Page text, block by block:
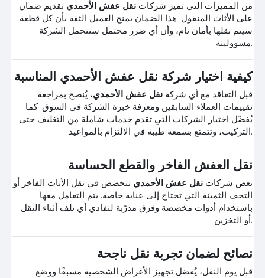
من المميزات التي تميز شركات نقل عفش الأحمدي تقديم ضمان
على الأثاث المنقول. هذا الضمان يمنح العميل الثقة بأن كل قطعة
سيتم نقلها بأمان تام، وأن أي ضرر محتمل ستتحمل الشركة
مسؤوليته.
كيفية اختيار شركة نقل عفش الأحمدي المناسبة
قبل التعاقد مع أي شركة نقل عفش الأحمدي، يُنصح بمراجعة
تقييمات العملاء السابقين ومعرفة خبرة الشركة في السوق. كما
يُفضّل اختيار الشركات التي تقدم خدمات شاملة من التغليف حتى
التركيب، وتتمتع بسمعة طيبة في الالتزام بالمواعيد.
نقل العفش الفاخر والقطع الحساسة
بعض شركات نقل عفش الأحمدي تتخصص في نقل الأثاث الفاخر أو
التحف الثمينة التي تحتاج إلى عناية خاصة. يتم التعامل معها
باستخدام أدوات مخصصة وفرق مدرّبة لتفادي أي تلف أثناء النقل
أو التخزين.
نصائح لضمان تجربة نقل ناجحة
قبل يوم النقل، يُفضل تجهيز الأغراض الشخصية مسبقًا ووضع